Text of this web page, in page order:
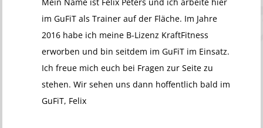
im GuFiT als Trainer auf der Fläche. Im Jahre
2016 habe ich meine B-Lizenz KraftFitness
erworben und bin seitdem im GuFiT im Einsatz.
Ich freue mich euch bei Fragen zur Seite zu
stehen. Wir sehen uns dann hoffentlich bald im
GuFiT, Felix